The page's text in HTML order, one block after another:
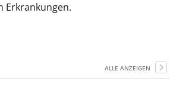
Erkrankungen.
ALLE ANZEIGEN